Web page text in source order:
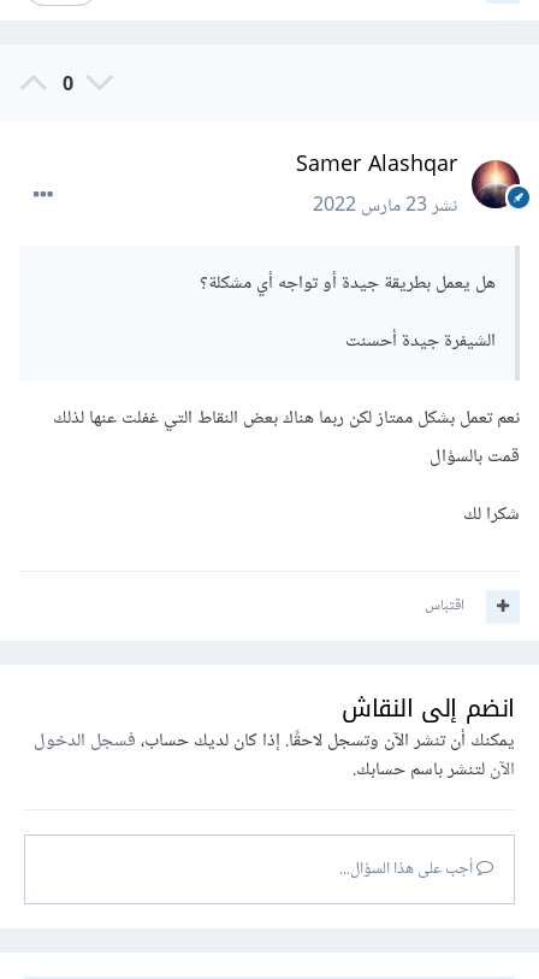
0
Samer Alashqar
نشر23 مارس 2022
هل يعمل بطريقة جيدة أو تواجه أي مشكلة؟
الشيفرة جيدة أحسنت
نعم تعمل بشكل ممتاز لكن ربما هناك بعض النقاط التي غفلت عنها لذلك
قمت بالسؤال
شكرا لك
اقتباس
انضم إلى النقاش
يمكنك أن تنشر الآن وتسجل لاحقًا. إذا كان لديك حساب،فسجل الدخول
الآنلتنشر باسم حسابك.
أجب على هذا السؤال...